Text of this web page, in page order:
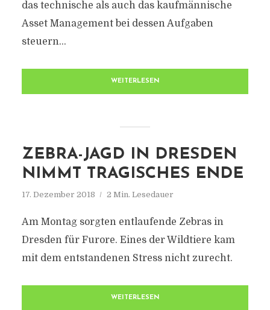
das technische als auch das kaufmännische
Asset Management bei dessen Aufgaben
steuern...
WEITERLESEN
ZEBRA-JAGD IN DRESDEN
NIMMT TRAGISCHES ENDE
17. Dezember 2018 2 Min. Lesedauer
Am Montag sorgten entlaufende Zebras in
Dresden für Furore. Eines der Wildtiere kam
mit dem entstandenen Stress nicht zurecht.
WEITERLESEN